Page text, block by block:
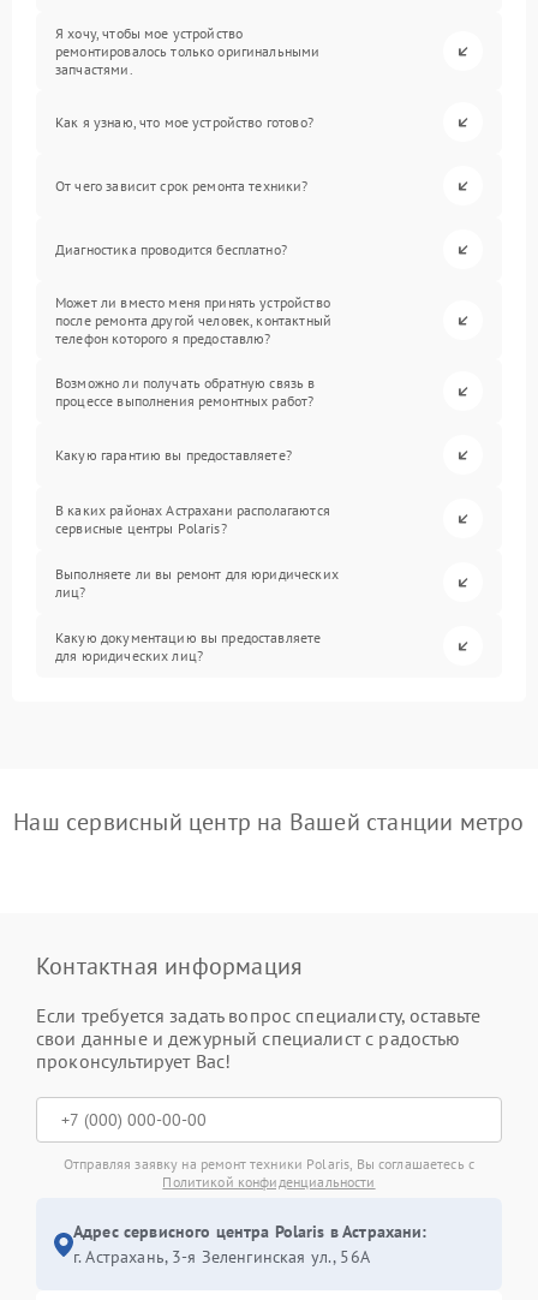
Я хочу, чтобы мое устройство
ремонтировалось только оригинальными
запчастями.
Как я узнаю, что мое устройство готово?
От чего зависит срок ремонта техники?
Диагностика проводится бесплатно?
Может ли вместо меня принять устройство
после ремонта другой человек, контактный
телефон которого я предоставлю?
Возможно ли получать обратную связь в
процессе выполнения ремонтных работ?
Какую гарантию вы предоставляете?
В каких районах Астрахани располагаются
сервисные центры Polaris?
Выполняете ли вы ремонт для юридических
лиц?
Какую документацию вы предоставляете
для юридических лиц?
Наш сервисный центр на Вашей станции метро
Контактная информация
Если требуется задать вопрос специалисту, оставьте
свои данные и дежурный специалист с радостью
проконсультирует Вас!
Отправляя заявку на ремонт техники Polaris, Вы соглашаетесь с
Политикой конфиденциальности
Адрес сервисного центра Polaris в Астрахани:
г. Астрахань, 3-я Зеленгинская ул., 56А